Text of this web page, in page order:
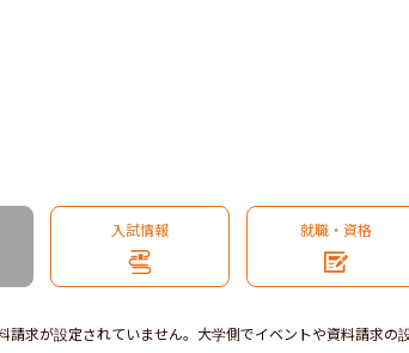
入試情報 就職・資格
請求が設定されていません。大学側でイベントや資料請求の